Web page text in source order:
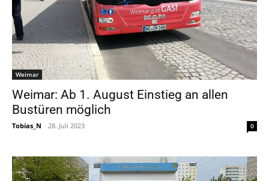
Weimar
Weimar: Ab 1. August Einstieg an allen
Bustüren möglich
Tobias_N - 28. Juli 2023 0